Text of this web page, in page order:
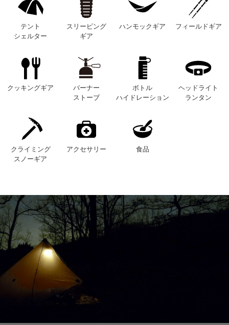
テント
シェルター
スリーピング
ギア
ハンモックギア フィールドギア
クッキングギア
バーナー
ストーブ
ボトル
ハイドレーション
ヘッドライト
ランタン
クライミング
スノーギア
アクセサリー 食品